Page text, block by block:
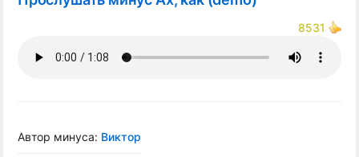
8531
Автор минуса: Виктор